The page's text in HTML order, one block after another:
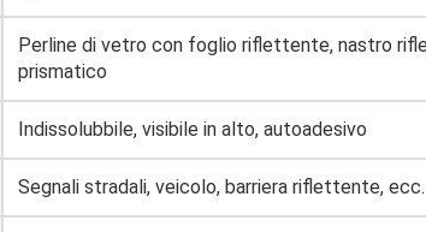
Perline di vetro con foglio riflettente, nastro
prismatico
Indissolubbile, visibile in alto, autoadesivo
Segnali stradali, veicolo, barriera riflettente, ecc.